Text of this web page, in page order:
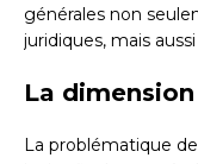
générales non
juridiques, mais
La
La problématique